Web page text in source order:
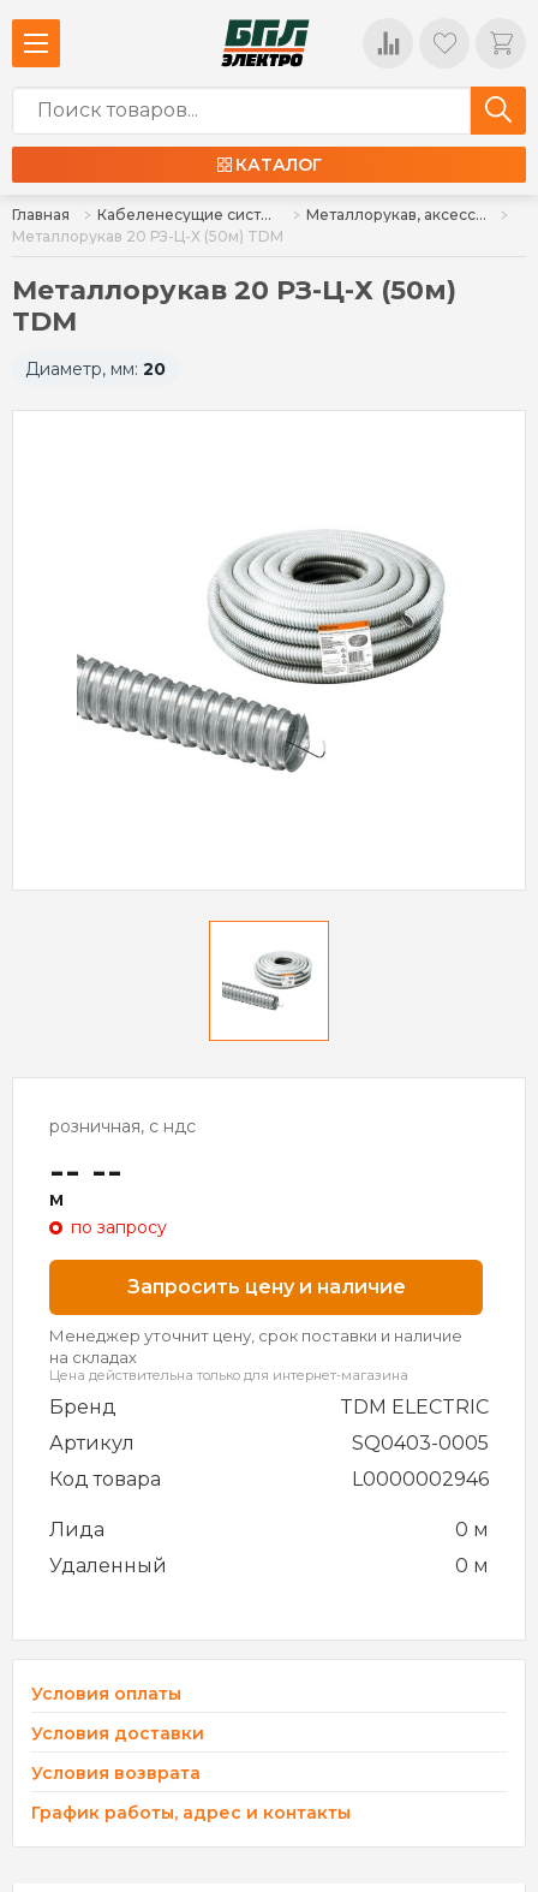
КАТАЛОГ
Главная Кабеленесущие системы и аксессуары
Металлорукав, аксессуары
Металлорукав 20 РЗ-Ц-Х (50м) TDМ
Металлорукав 20 РЗ-Ц-Х (50м)
TDМ
Диаметр, мм: 20
розничная, с ндс
-- --
м
по запросу
Запросить цену и наличие
Менеджер уточнит цену, срок поставки и наличие
на складах
Цена действительна только для интернет-магазина
Бренд
TDM ELECTRIC
Артикул
SQ0403-0005
Код товара
L0000002946
Лида
0 м
Удаленный
0 м
Условия оплаты
Условия доставки
Условия возврата
График работы, адрес и контакты